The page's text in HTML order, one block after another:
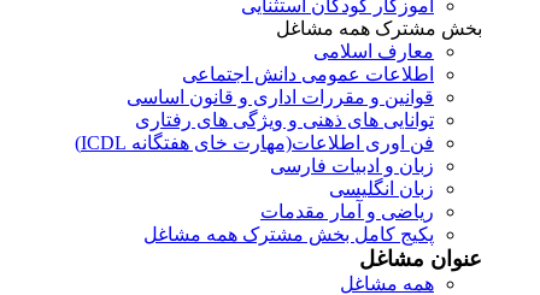
آموزگار کودکان استثنایی
بخش مشترک همه مشاغل
معارف اسلامی
اطلاعات عمومی دانش اجتماعی
قوانین و مقررات اداری و قانون اساسی
توانایی های ذهنی و ویژگی های رفتاری
فن اوری اطلاعات(مهارت خای هفتگانه ICDL)
زبان و ادبیات فارسی
زبان انگلیسی
ریاضی و آمار مقدمات
پکیج کامل بخش مشترک همه مشاغل
عنوان مشاغل
همه مشاغل